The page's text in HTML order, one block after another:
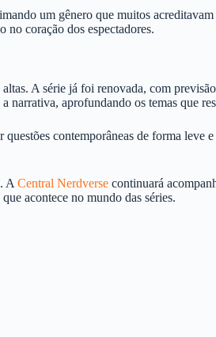
um gênero que muitos
coração dos espectadores.
A série já foi renovada, com
narrativa, aprofundando os temas que
contemporâneas de forma leve
A Central Nerdverse continuará
acontece no mundo das séries.